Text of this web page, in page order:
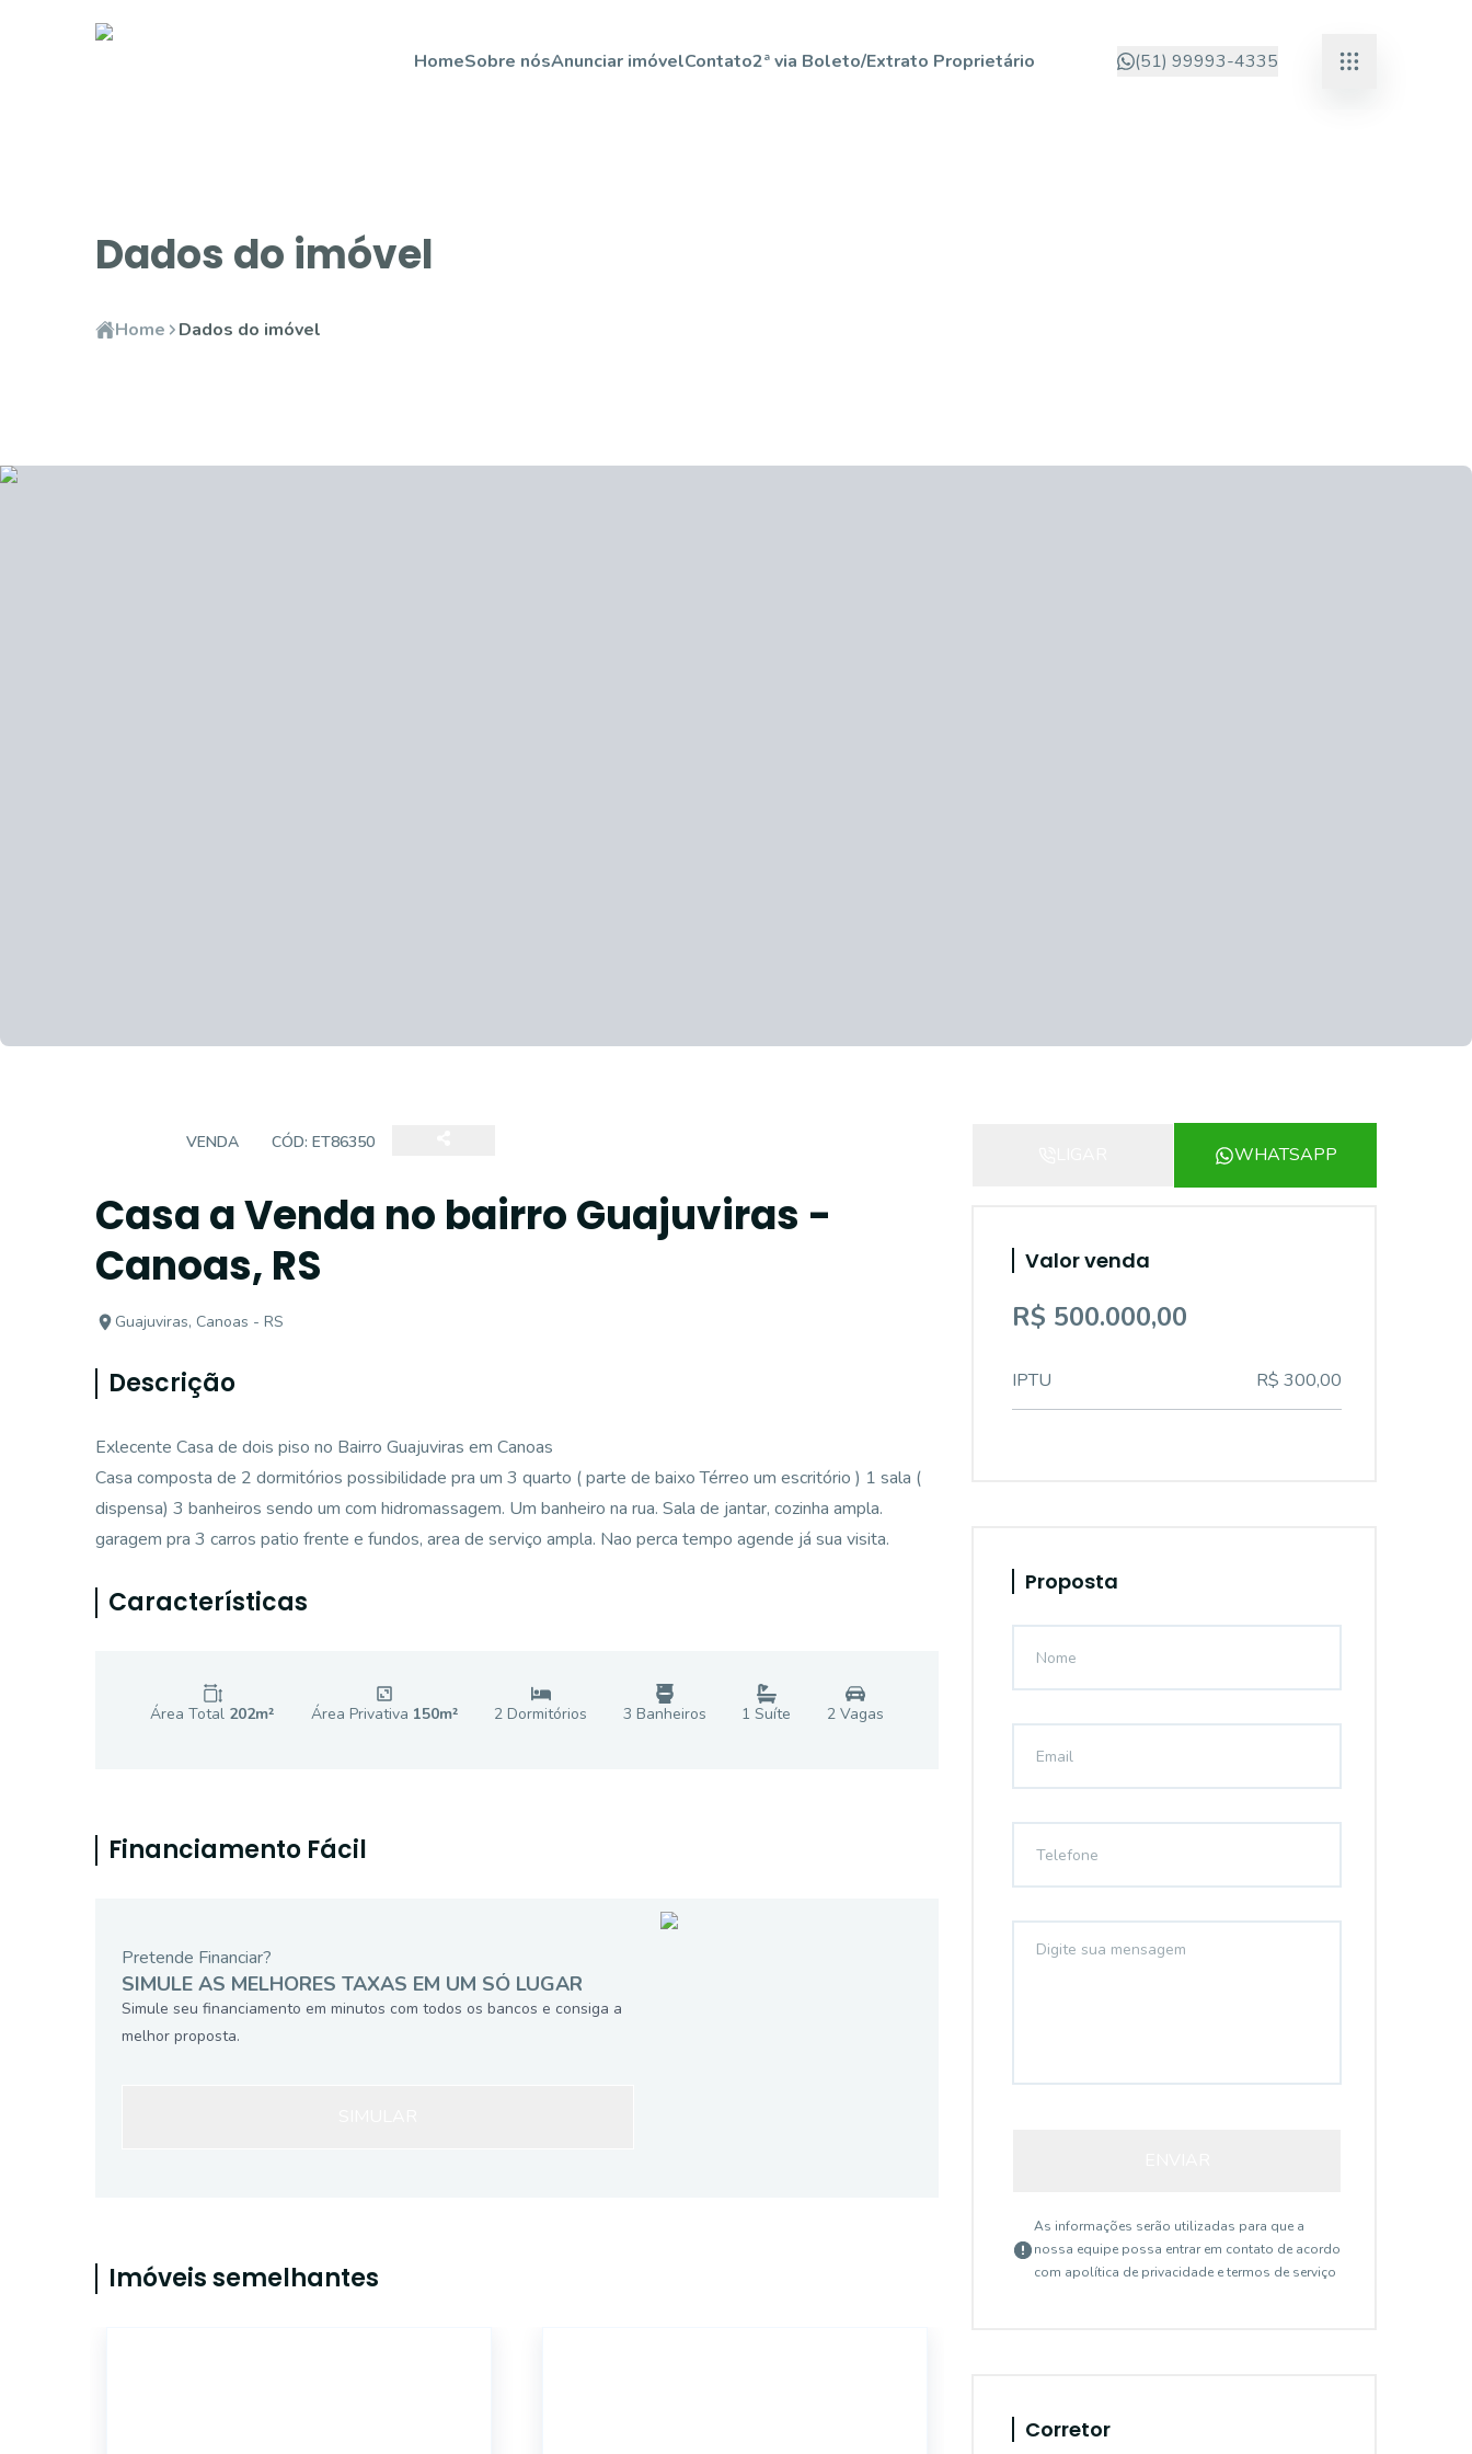
HomeSobre nósAnunciar imóvelContato2ª via Boleto/Extrato Proprietário (51) 99993-4335
Dados do imóvel
Home Dados do imóvel
VENDA CÓD: ET86350
Casa a Venda no bairro Guajuviras -
Canoas, RS
Guajuviras, Canoas - RS
Descrição
Exlecente Casa de dois piso no Bairro Guajuviras em Canoas
Casa composta de 2 dormitórios possibilidade pra um 3 quarto ( parte de baixo Térreo um escritório ) 1 sala (
dispensa) 3 banheiros sendo um com hidromassagem. Um banheiro na rua. Sala de jantar, cozinha ampla.
garagem pra 3 carros patio frente e fundos, area de serviço ampla. Nao perca tempo agende já sua visita.
Características
Área Total 202m² Área Privativa 150m² 2 Dormitórios 3 Banheiros 1 Suíte 2Vagas
Financiamento Fácil
Pretende Financiar?
SIMULE AS MELHORES TAXAS EM UM SÓ LUGAR
Simule seu financiamento em minutos com todos os bancos e consiga a
melhor proposta.
Imóveis semelhantes
WHATSAPP
Valor venda
R$ 500.000,00
IPTU R$ 300,00
Proposta
As informações serão utilizadas para que a
nossa equipe possa entrar em contato de acordo
com apolítica de privacidade e termos de serviço
Corretor